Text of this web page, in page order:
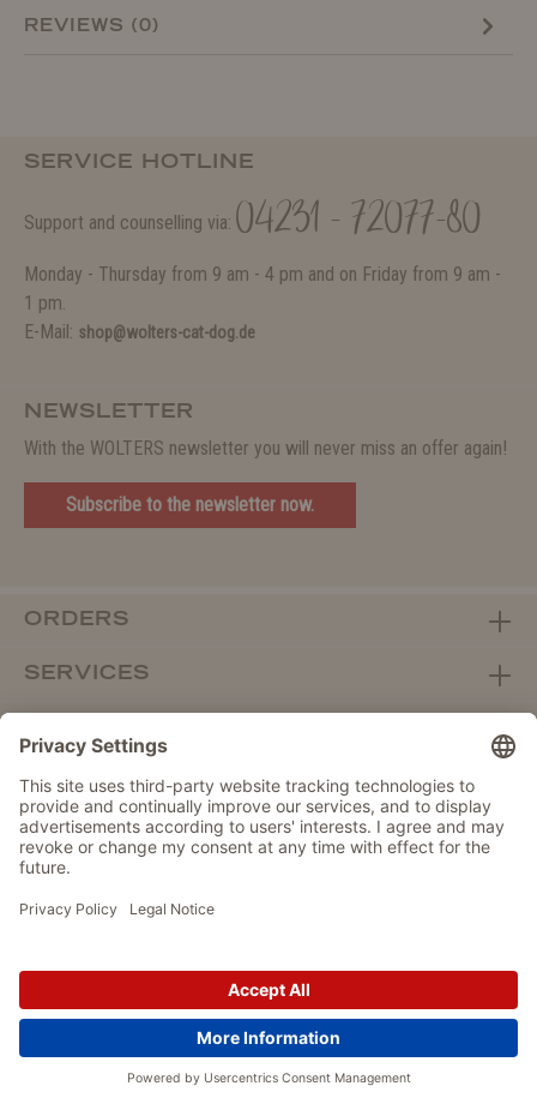
REVIEWS (0)
SERVICE HOTLINE
Support and counselling via: 04231 - 72077-80
Monday - Thursday from 9 am - 4 pm and on Friday from 9 am -
1 pm.
E-Mail: shop@wolters-cat-dog.de
NEWSLETTER
With the WOLTERS newsletter you will never miss an offer again!
Subscribe to the newsletter now.
ORDERS
SERVICES
DEALER PORTAL
Withdraw from contract here
IMPRINT